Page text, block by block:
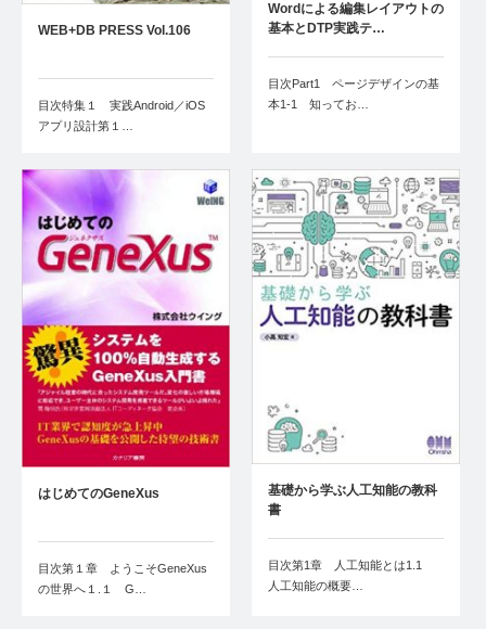
WEB+DB PRESS Vol.106
目次特集１ 実践Android／iOS
アプリ設計第１…
Wordによる編集レイアウトの
基本とDTP実践テ…
目次Part1 ページデザインの基
本1-1 知ってお…
はじめてのGeneXus
目次第１章 ようこそGeneXus
の世界へ１.１ G…
基礎から学ぶ人工知能の教科
書
目次第1章 人工知能とは1.1
人工知能の概要…